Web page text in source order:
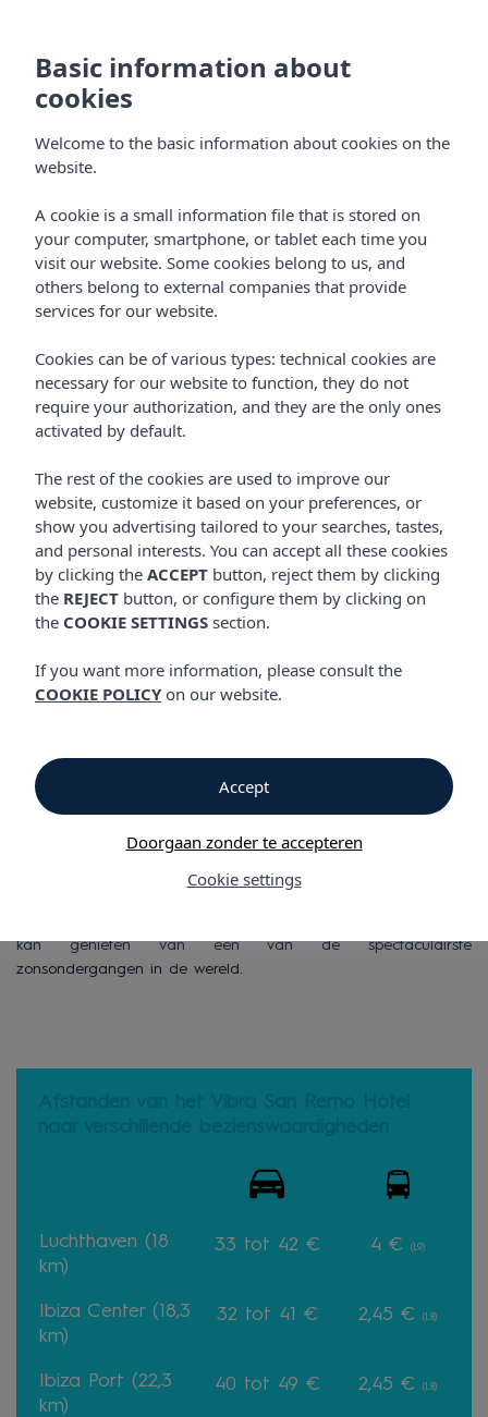
Situatie
Vibra San Remo Hotel
Home Ibiza
Bahía De San Antonio
Vibra San Remo Hotel
SITUATIE
Situatie
Situatie
Vibra San Remo Hotel
Vibra San Remo Hotelis een favoriet voor diegenen die een
evenwicht zoeken tussen rust en party op
uitzicht over de baai van San Antonio. Het gebied biedt een
grote verscheidenheid aan recreatieve activiteiten en winkels.
kan genieten van een van de spectaculairste
zonsondergangen in de wereld.
Luchthaven (18
km)
33 tot 42 € 4 € (L9)
Ibiza Center (18,3
km)
32 tot 41 € 2,45 € (L8)
Ibiza Port (22,3
km)
40 tot 49 € 2,45 € (L8)
Basic information about
cookies
Welcome to the basic information about cookies on the
website.
A cookie is a small information file that is stored on
your computer, smartphone, or tablet each time you
visit our website. Some cookies belong to us, and
others belong to external companies that provide
services for our website.
Cookies can be of various types: technical cookies are
necessary for our website to function, they do not
require your authorization, and they are the only ones
activated by default.
The rest of the cookies are used to improve our
website, customize it based on your preferences, or
show you advertising tailored to your searches, tastes,
and personal interests. You can accept all these cookies
by clicking the ACCEPT button, reject them by clicking
the REJECT button, or configure them by clicking on
the COOKIE SETTINGS section.
If you want more information, please consult the
COOKIE POLICY on our website.
Cookie settings
Doorgaan zonder te accepteren
Accept